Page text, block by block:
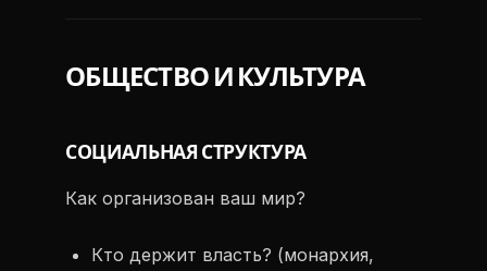
ОБЩЕСТВО И КУЛЬТУРА
СОЦИАЛЬНАЯ СТРУКТУРА
Как организован ваш мир?
Кто держит власть? (монархия,